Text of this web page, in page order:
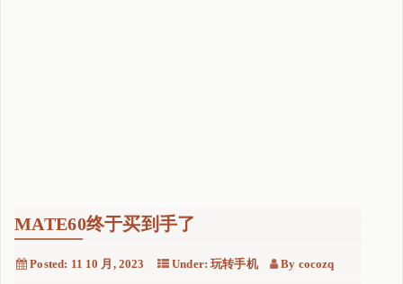
MATE60终于买到手了
Posted: 11 10 月, 2023 Under:玩转手机 By cocozq